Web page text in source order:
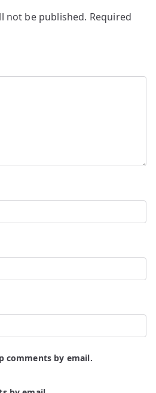
not be published. Required
comments by email.